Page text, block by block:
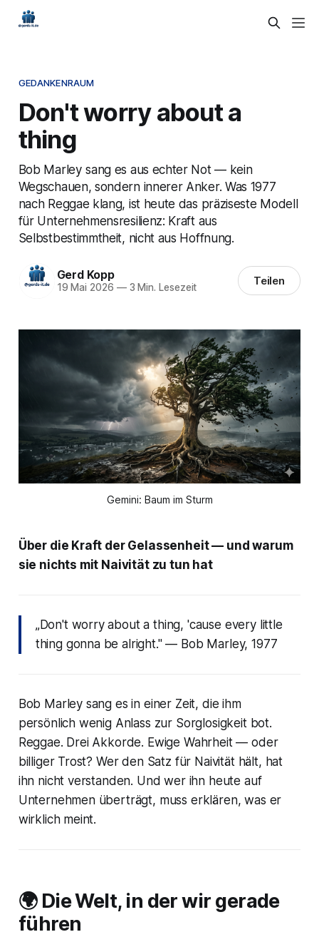
GEDANKENRAUM
Don't worry about a
thing
Bob Marley sang es aus echter Not — kein
Wegschauen, sondern innerer Anker. Was 1977
nach Reggae klang, ist heute das präziseste Modell
für Unternehmensresilienz: Kraft aus
Selbstbestimmtheit, nicht aus Hoffnung.
Gerd Kopp
19 Mai 2026 —3 Min. Lesezeit Teilen
Gemini: Baum im Sturm
Über die Kraft der Gelassenheit — und warum
sie nichts mit Naivität zu tun hat
„Don't worry about a thing, 'cause every little
thing gonna be alright."— Bob Marley, 1977
Bob Marley sang es in einer Zeit, die ihm
persönlich wenig Anlass zur Sorglosigkeit bot.
Reggae. Drei Akkorde. Ewige Wahrheit — oder
billiger Trost? Wer den Satz für Naivität hält, hat
ihn nicht verstanden. Und wer ihn heute auf
Unternehmen überträgt, muss erklären, was er
wirklich meint.
🌍 Die Welt, in der wir gerade
führen